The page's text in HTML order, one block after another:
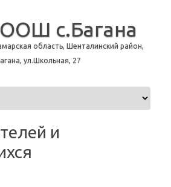
с.Багана
область, Шенталинский район,
ул.Школьная, 27
и